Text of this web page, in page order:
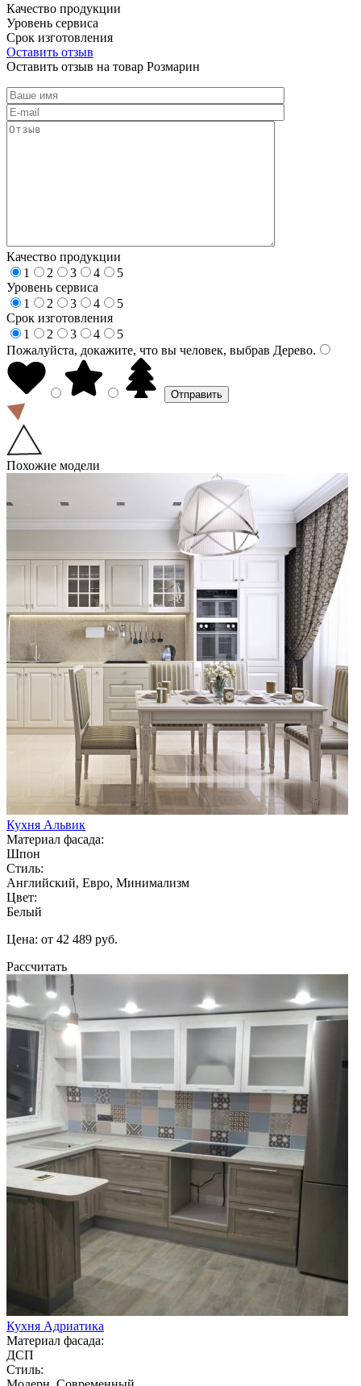
Качество продукции
Уровень сервиса
Срок изготовления
Оставить отзыв
Оставить отзыв на товар Розмарин
Качество продукции
1
2 3 4
5
Уровень сервиса
1
2 3 4
5
Срок изготовления
1
2 3 4
5
Пожалуйста, докажите, что вы человек, выбрав Дерево.
Похожие модели
Кухня Альвик
Материал фасада:
Шпон
Стиль:
Английский, Евро, Минимализм
Цвет:
Белый
Цена: от 42 489 руб.
Рассчитать
Кухня Адриатика
Материал фасада:
ДСП
Стиль: